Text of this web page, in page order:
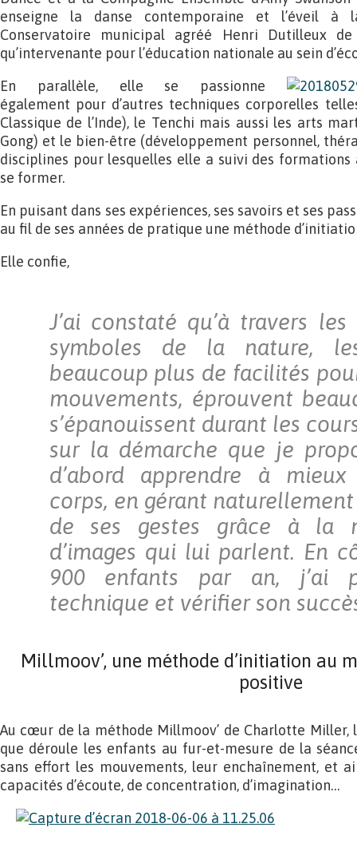
enseigne la danse contemporaine et l’éveil à
Conservatoire municipal agréé Henri Dutilleux
qu’intervenante pour l’éducation nationale au sein
En parallèle, elle se passionne
également pour d’autres techniques corporelles
Classique de l’Inde), le Tenchi mais aussi les arts
Gong) et le bien-être (développement personnel,
disciplines pour lesquelles elle a suivi des
se former.
En puisant dans ses expériences, ses savoirs et ses
au fil de ses années de pratique une méthode
Elle confie,
J’ai constaté qu’à travers
symboles de la nature,
beaucoup plus de facilités
mouvements, éprouvent
s’épanouissent durant les
sur la démarche que je
d’abord apprendre à
corps, en gérant
de ses gestes grâce à la
d’images qui lui parlent. En
900 enfants par an, j’ai
technique et vérifier son
Millmoov’, une méthode d’initiation au
positive
Au cœur de la méthode Millmoov’ de Charlotte
que déroule les enfants au fur-et-mesure de la
sans effort les mouvements, leur enchaînement, et
capacités d’écoute, de concentration, d’imagination…